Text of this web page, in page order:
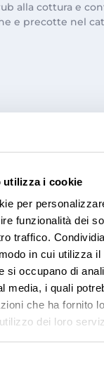
utilizza i cookie
per
funzionalità dei
traffico.
in cui utilizza
si occupano di
media, i quali
che ha fornito
dei loro
alla cottura e
e precotte nel
Isarco:
e
è sinonimo di
cantina sono tra